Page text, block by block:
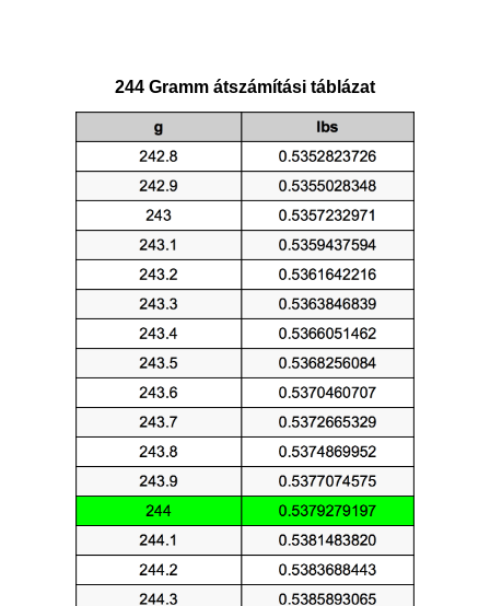
244 Gramm átszámítási táblázat